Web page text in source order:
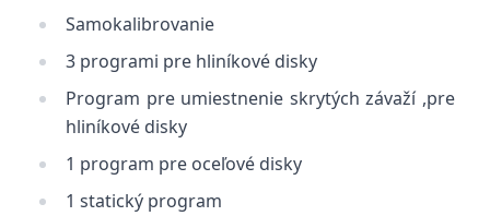
Samokalibrovanie
3 programi pre hliníkové disky
Program pre umiestnenie skrytých závaží ,pre
hliníkové disky
1 program pre oceľové disky
1 statický program